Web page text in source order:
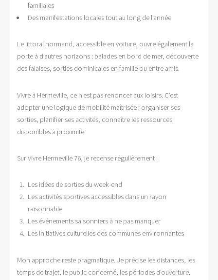
familiales
Des manifestations locales tout au long de l’année
Le littoral normand, accessible en voiture, ouvre également la
porte à d’autres horizons : balades en bord de mer, découverte
des falaises, sorties dominicales en famille ou entre amis.
Vivre à Hermeville, ce n’est pas renoncer aux loisirs. C’est
adopter une logique de mobilité maîtrisée : organiser ses
sorties, planifier ses activités, connaître les ressources
disponibles à proximité.
Sur Vivre Hermeville 76, je recense régulièrement :
Les idées de sorties du week-end
Les activités sportives accessibles dans un rayon
raisonnable
Les événements saisonniers à ne pas manquer
Les initiatives culturelles des communes environnantes
Mon approche reste pragmatique. Je précise les distances, les
temps de trajet, le public concerné, les périodes d’ouverture.